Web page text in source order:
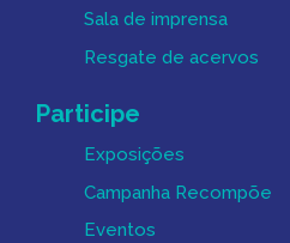
Sala de imprensa
Resgate de acervos
Participe
Exposições
Campanha Recompõe
Eventos